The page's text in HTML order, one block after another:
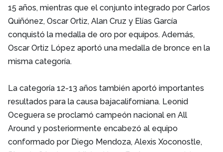
15 años, mientras que el conjunto integrado por Carlos
Quiñónez, Oscar Ortiz, Alan Cruz y Elías García
conquistó la medalla de oro por equipos. Además,
Oscar Ortiz López aportó una medalla de bronce en la
misma categoría.
La categoría 12-13 años también aportó importantes
resultados para la causa bajacaliforniana. Leonid
Oceguera se proclamó campeón nacional en All
Around y posteriormente encabezó al equipo
conformado por Diego Mendoza, Alexis Xoconostle,